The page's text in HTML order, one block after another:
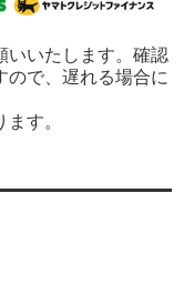
いいたします。確認
ので、遅れる場合に
す。